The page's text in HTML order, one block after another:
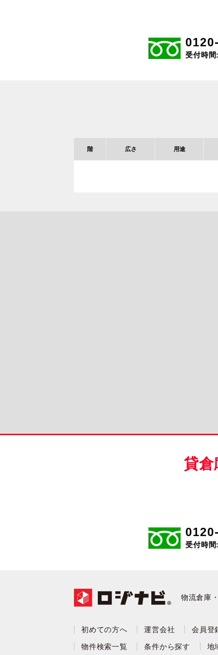
受付時
階 広さ 用途
貸倉
受付時
物流倉庫
初めての方へ 運営会社 会員登
物件検索一覧 条件から探す 地